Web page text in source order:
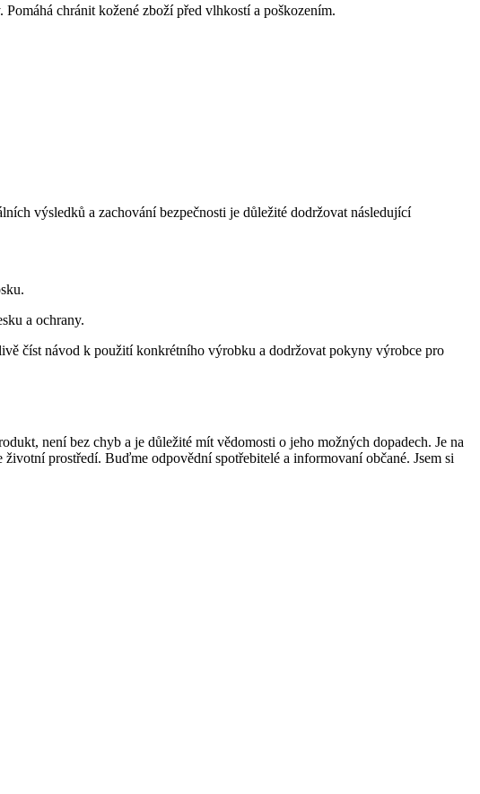
chránit kožené zboží před vlhkostí a poškozením.
výsledků a zachování bezpečnosti je důležité dodržovat následující
a ochrany.
číst návod k použití konkrétního výrobku a dodržovat pokyny výrobce pro
není bez chyb a je důležité mít vědomosti o jeho možných dopadech. Je na
prostředí. Buďme odpovědní spotřebitelé a informovaní občané. Jsem si